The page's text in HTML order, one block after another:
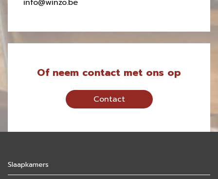
info@winzo.be
Of neem contact met ons op
Contact
Slaapkamers